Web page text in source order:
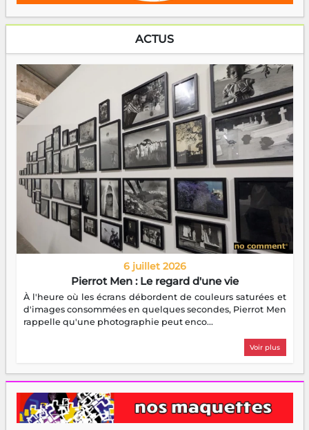
ACTUS
6 juillet 2026
Pierrot Men : Le regard d'une vie
À l'heure où les écrans débordent de couleurs saturées et
d'images consommées en quelques secondes, Pierrot Men
rappelle qu'une photographie peut enco...
Voir plus